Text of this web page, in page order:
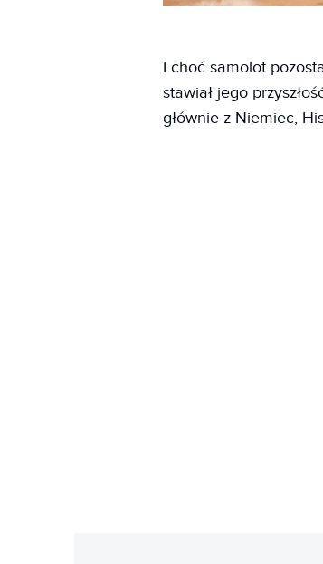
I choć samolot
stawiał jego
głównie z Niemiec,